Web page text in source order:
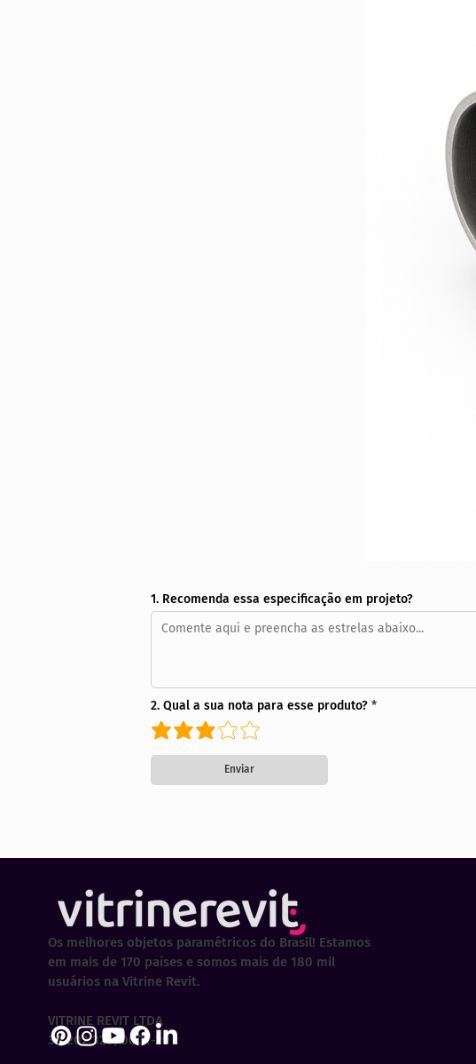
1. Recomenda essa especificação em projeto?
2. Qual a sua nota para esse produto?
Enviar
Os melhores objetos paramétricos do Brasil! Estamos
em mais de 170 países e somos mais de 180 mil
usuários na Vitrine Revit.
VITRINE REVIT LTDA
30.202.323/0001-29